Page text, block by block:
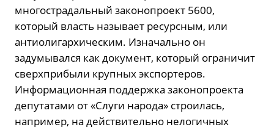
многострадальный законопроект 5600,
который власть называет ресурсным, или
антиолигархическим. Изначально он
задумывался как документ, который ограничит
сверхприбыли крупных экспортеров.
Информационная поддержка законопроекта
депутатами от «Слуги народа» строилась,
например, на действительно нелогичных